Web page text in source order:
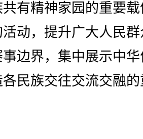
有精神家园的重要
动，提升广大人民
边界，集中展示中
民族交往交流交融